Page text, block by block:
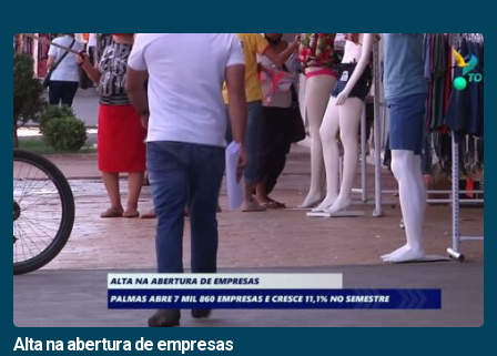
Alta na abertura de empresas